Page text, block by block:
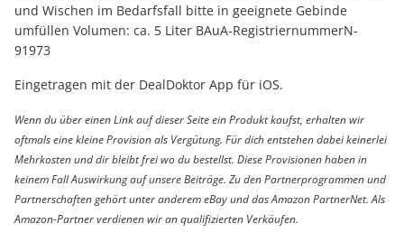
und Wischen im Bedarfsfall bitte in geeignete Gebinde
umfüllen Volumen: ca. 5 Liter BAuA-RegistriernummerN-
91973
Eingetragen mit der DealDoktor App für iOS.
Wenn du über einen Link auf dieser Seite ein Produkt kaufst, erhalten wir
oftmals eine kleine Provision als Vergütung. Für dich entstehen dabei keinerlei
Mehrkosten und dir bleibt frei wo du bestellst. Diese Provisionen haben in
keinem Fall Auswirkung auf unsere Beiträge. Zu den Partnerprogrammen und
Partnerschaften gehört unter anderem eBay und das Amazon PartnerNet. Als
Amazon-Partner verdienen wir an qualifizierten Verkäufen.